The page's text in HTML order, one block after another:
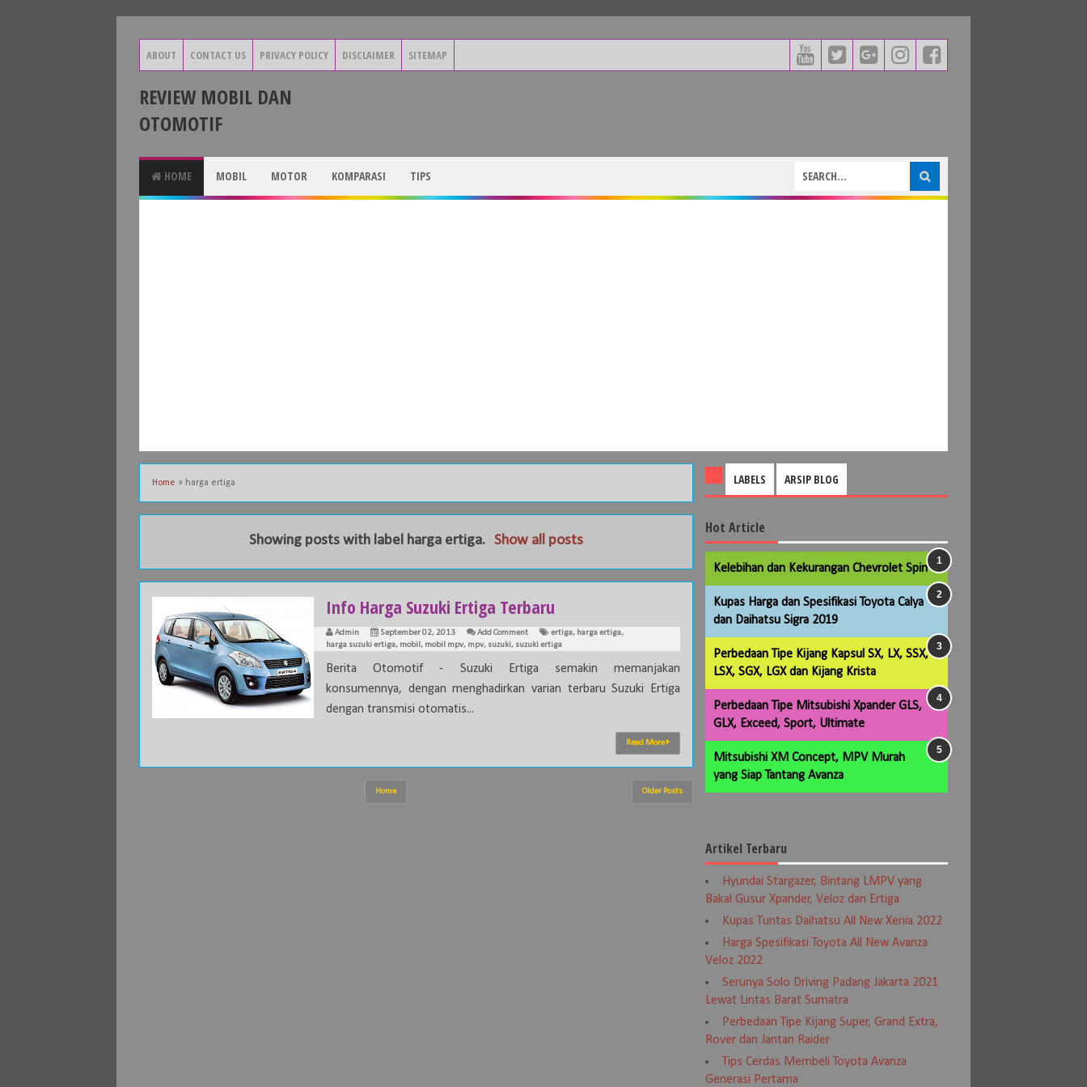
ABOUT CONTACT US PRIVACY POLICY DISCLAIMER SITEMAP
REVIEW MOBIL DAN
OTOMOTIF
HOME MOBIL MOTOR KOMPARASI TIPS
Home » harga ertiga
Showing posts with label harga ertiga. Show all posts
Info Harga Suzuki Ertiga Terbaru
Admin September 02, 2013 Add Comment ertiga, harga ertiga,
harga suzuki ertiga, mobil , mobil mpv, mpv, suzuki, suzuki ertiga
Berita Otomotif - Suzuki Ertiga semakin memanjakan
konsumennya, dengan menghadirkan varian terbaru Suzuki Ertiga
dengan transmisi otomatis...
Read More
Older Posts
Home
LABELS ARSIP BLOG
Hot Article
Kelebihan dan Kekurangan Chevrolet Spin
Kupas Harga dan Spesifikasi Toyota Calya
dan Daihatsu Sigra 2019
Perbedaan Tipe Kijang Kapsul SX, LX, SSX,
LSX, SGX, LGX dan Kijang Krista
Perbedaan Tipe Mitsubishi Xpander GLS,
GLX, Exceed, Sport, Ultimate
Mitsubishi XM Concept, MPV Murah
yang Siap Tantang Avanza
Artikel Terbaru
Hyundai Stargazer, Bintang LMPV yang
Bakal Gusur Xpander, Veloz dan Ertiga
Kupas Tuntas Daihatsu All New Xenia 2022
Harga Spesifikasi Toyota All New Avanza
Veloz 2022
Serunya Solo Driving Padang Jakarta 2021
Lewat Lintas Barat Sumatra
Perbedaan Tipe Kijang Super, Grand Extra,
Rover dan Jantan Raider
Tips Cerdas Membeli Toyota Avanza
Generasi Pertama